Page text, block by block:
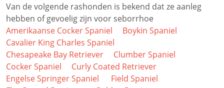
Van de volgende rashonden is bekend dat ze aanleg
hebben of gevoelig zijn voor seborrhoe
Amerikaanse Cocker Spaniel
Boykin Spaniel
Cavalier King Charles Spaniel
Chesapeake Bay Retriever
Clumber Spaniel
Cocker Spaniel
Curly Coated Retriever
Engelse Springer Spaniel
Field Spaniel